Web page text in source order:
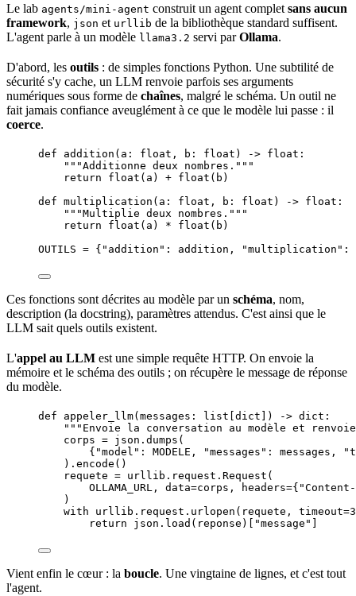
Le lab agents/mini-agent construit un agent complet sans aucun
framework, json et urllib de la bibliothèque standard suffisent.
L'agent parle à un modèle llama3.2 servi parOllama.
D'abord, les outils : de simples fonctions Python. Une subtilité de
sécurité s'y cache, un LLM renvoie parfois ses arguments
numériques sous forme de chaînes, malgré le schéma. Un outil ne
fait jamais confiance aveuglément à ce que le modèle lui passe : il
coerce.
def addition ( a : float , b : float ) -> float :
"""Additionne deux nombres. """
return
float ( a ) + float ( b )
def multiplication ( a : float , b : float ) -> float :
"""Multiplie deux nombres. """
return
float ( a ) * float ( b )
OUTILS = { " addition " : addition, "multiplication " :
Ces fonctions sont décrites au modèle par un schéma, nom,
description (la docstring), paramètres attendus. C'est ainsi que le
LLM sait quels outils existent.
L'appel au LLM est une simple requête HTTP. On envoie la
mémoire et le schéma des outils ; on récupère le message de réponse
du modèle.
def appeler_llm( messages : list[ dict ) -> dict :
""" Envoie la conversation au modèle et renvoie
corps = json. dumps (
{ "model " : MODELE, "messages " : messages, "
). encode ()
requete = urllib.request. Request (
OLLAMA_URL , data=corps , headers={ "Content-
)
with urllib.request. urlopen ( requete , timeout=
return json. load ( reponse ) "message "
Vient enfin le cœur : la boucle. Une vingtaine de lignes, et c'est tout
l'agent.